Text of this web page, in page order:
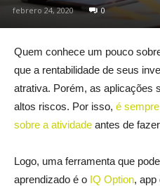
febrero 24, 2020 0
Quem conhece um pouco
que a rentabilidade de seus
atrativa. Porém, as aplicações
altos riscos. Por isso, é
sobre a atividade antes de
Logo, uma ferramenta que
aprendizado é o IQ Option, app